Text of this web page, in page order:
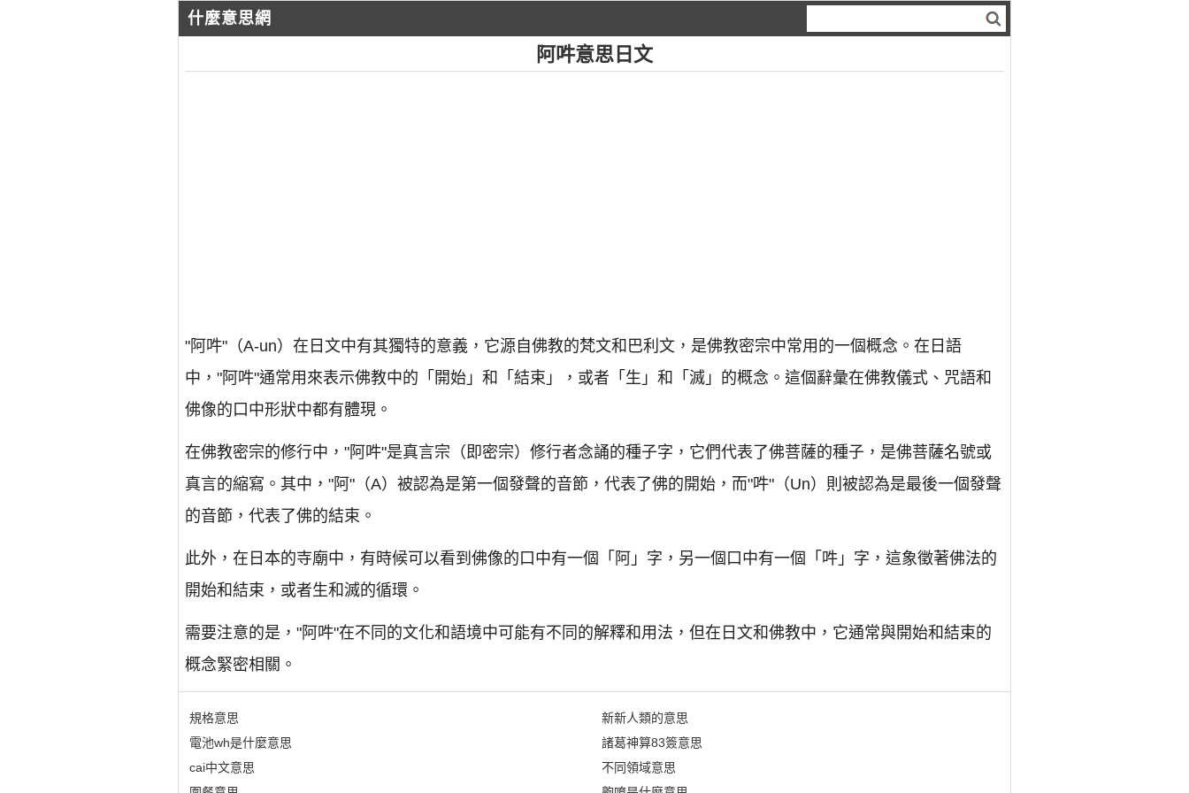
什麼意思網
阿吽意思日文
"阿吽"（A-un）在日文中有其獨特的意義，它源自佛教的梵文和巴利文，是佛教密宗中常用的一個概念。在日語
中，"阿吽"通常用來表示佛教中的「開始」和「結束」，或者「生」和「滅」的概念。這個辭彙在佛教儀式、咒語和
佛像的口中形狀中都有體現。
在佛教密宗的修行中，"阿吽"是真言宗（即密宗）修行者念誦的種子字，它們代表了佛菩薩的種子，是佛菩薩名號或
真言的縮寫。其中，"阿"（A）被認為是第一個發聲的音節，代表了佛的開始，而"吽"（Un）則被認為是最後一個發聲
的音節，代表了佛的結束。
此外，在日本的寺廟中，有時候可以看到佛像的口中有一個「阿」字，另一個口中有一個「吽」字，這象徵著佛法的
開始和結束，或者生和滅的循環。
需要注意的是，"阿吽"在不同的文化和語境中可能有不同的解釋和用法，但在日文和佛教中，它通常與開始和結束的
概念緊密相關。
規格意思
電池wh是什麼意思
cai中文意思
新新人類的意思
諸葛神算83簽意思
不同領域意思